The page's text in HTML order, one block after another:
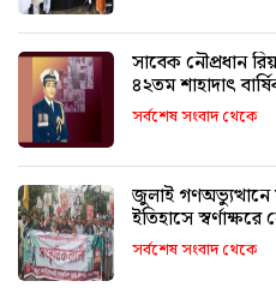
সাবেক নৌপ্রধান
৪২তম শাহাদাৎ
সর্বশেষ সংবাদ থেকে
জুলাই গণঅভ্যুত্থানে
ইতিহাসে
সর্বশেষ সংবাদ থেকে